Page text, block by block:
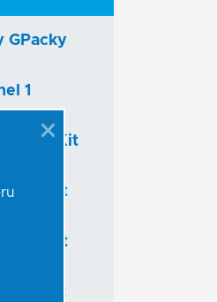
GPacky
1
PCR Kit
PCR Kit
PCR Kit
PCR Kit